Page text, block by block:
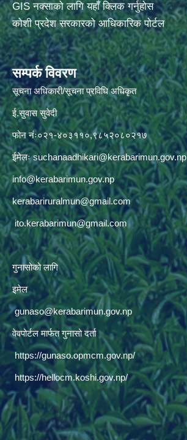
GIS नक्साको लागि यहाँ क्लिक गर्नुहोस
कोशी प्रदेश सरकारको आधिकारिक पोर्टल
सम्पर्क विवरण
सूचना अधिकारी/सूचना प्रविधि अधिकृत
ई.सुवास सुवेदी
फोन नंः०२१-४०३११०,९८५२०८०२१७
ईमेलःsuchanaadhikari@kerabarimun.gov.np
info@kerabarimun.gov.np
kerabariruralmun@gmail.com
ito.kerabarimun@gmail.com
गुनासोको लागि
इमेल
gunaso@kerabarimun.gov.np
वेवपोर्टल मार्फत गुनासो दर्ता
https://gunaso.opmcm.gov.np/
https://hellocm.koshi.gov.np/